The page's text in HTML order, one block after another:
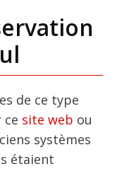
de ce type
ce site web ou
systèmes
étaient